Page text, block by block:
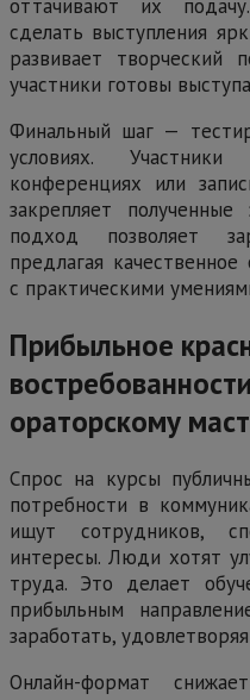
оттачивают их
сделать выступления
развивает
участники готовы
Финальный шаг —
условиях.
конференциях или
закрепляет
подход позволяет
предлагая
с практическими
Прибыльное
ораторскому
Спрос на курсы
потребности в
ищут сотрудников,
интересы. Люди хотят
труда. Это делает
прибыльным
заработать,
Онлайн-формат